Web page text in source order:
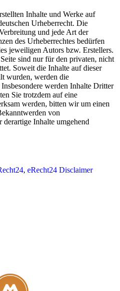
Inhalte und Werke auf
Urheberrecht. Die
und jede Art der
des Urheberrechtes bedürfen
jeweiligen Autors bzw. Erstellers.
sind nur für den privaten, nicht
Soweit die Inhalte auf dieser
wurden, werden die
werden Inhalte Dritter
Sie trotzdem auf eine
werden, bitten wir um einen
von
Inhalte umgehend
, eRecht24 Disclaimer